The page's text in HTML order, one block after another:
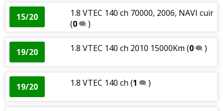
15/20
1.8 VTEC 140 ch 70000, 2006, NAVI cuir
(0 )
19/20 1.8 VTEC 140 ch 2010 15000Km (0 )
19/20 1.8 VTEC 140 ch (1 )